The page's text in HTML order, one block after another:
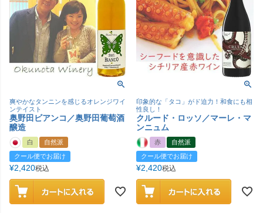
爽やかなタンニンを感じるオレンジワイ
ンテイスト
奥野田ビアンコ／奥野田葡萄酒
醸造
白
自然派
クール便でお届け
¥2,420税込
印象的な「タコ」がド迫力！和食にも相
性良し！
クルード・ロッソ／マーレ・マ
ンニュム
赤
自然派
クール便でお届け
¥2,420税込